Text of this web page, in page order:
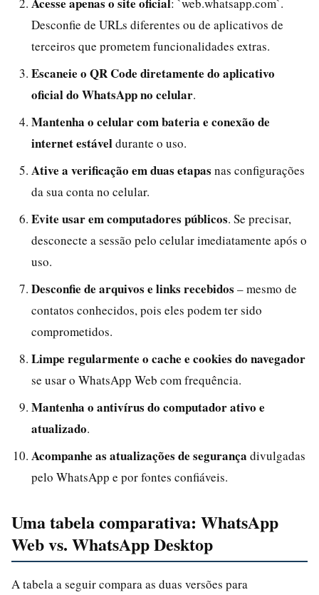
Desconfie de URLs diferentes ou de aplicativos de
terceiros que prometem funcionalidades extras.
Escaneie o QR Code diretamente do aplicativo
oficial do WhatsApp no celular.
Mantenha o celular com bateria e conexão de
internet estáveldurante o uso.
Ative a verificação em duas etapas nas configurações
da sua conta no celular.
Evite usar em computadores públicos. Se precisar,
desconecte a sessão pelo celular imediatamente após o
uso.
Desconfie de arquivos e links recebidos – mesmo de
contatos conhecidos, pois eles podem ter sido
comprometidos.
Limpe regularmente o cache e cookies do navegador
se usar o WhatsApp Web com frequência.
Mantenha o antivírus do computador ativo e
atualizado.
Acompanhe as atualizações de segurança divulgadas
pelo WhatsApp e por fontes confiáveis.
Uma tabela comparativa: WhatsApp
Web vs. WhatsApp Desktop
A tabela a seguir compara as duas versões para